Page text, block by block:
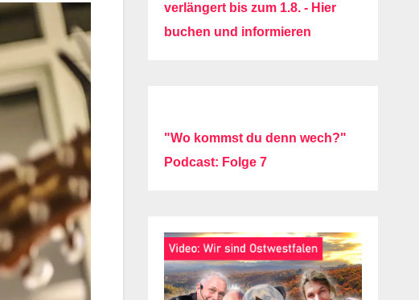
verlängert bis zum 1.8. - Hier
buchen und informieren
"Wo kommst du denn wech?"
Podcast: Folge 7